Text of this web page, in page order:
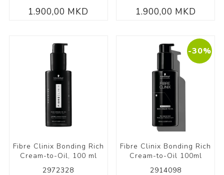
1.900,00 MKD 1.900,00 MKD
Fibre Clinix Bonding Rich
Cream-to-Oil, 100 ml
2972328
-30%
Fibre Clinix Bonding Rich
Cream-to-Oil 100ml
2914098